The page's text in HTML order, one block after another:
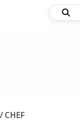
/ CHEF